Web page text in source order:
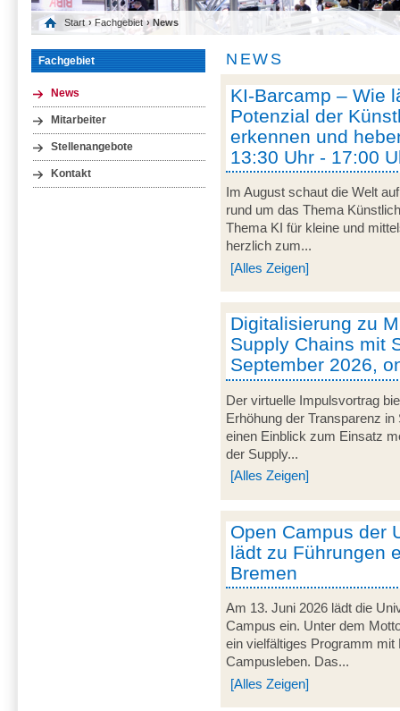
Start › Fachgebiet › News
Fachgebiet
News
Mitarbeiter
Stellenangebote
Kontakt
NEWS
KI-Barcamp – Wie
Potenzial der
erkennen und
13:30 Uhr - 17:00
Im August schaut die Welt
rund um das Thema
Thema KI für kleine und
herzlich zum...
[Alles Zeigen]
Digitalisierung zu
Supply Chains mit
September 2026,
Der virtuelle Impulsvortrag
Erhöhung der Transparenz
einen Einblick zum Einsatz
der Supply...
[Alles Zeigen]
Open Campus der
lädt zu Führungen
Bremen
Am 13. Juni 2026 lädt die
Campus ein. Unter dem
ein vielfältiges Programm
Campusleben. Das...
[Alles Zeigen]